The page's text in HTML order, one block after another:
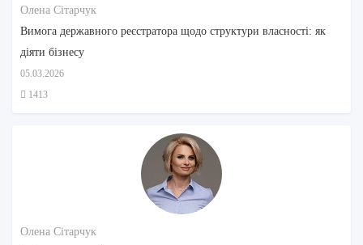
Олена Сітарчук
Вимога державного реєстратора щодо структури власності: як
діяти бізнесу
05.03.2026
1413
Олена Сітарчук